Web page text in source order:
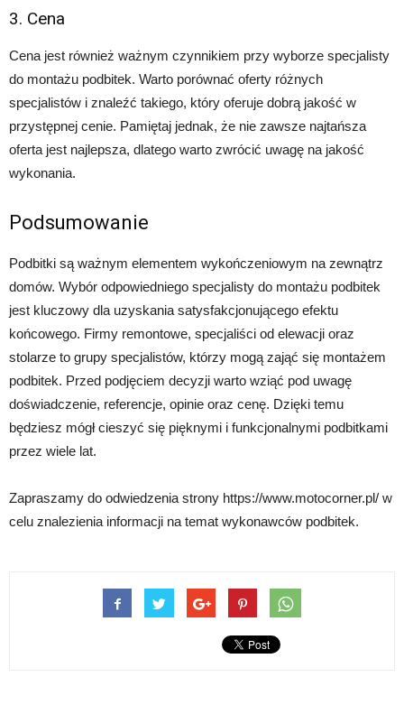
3. Cena
Cena jest również ważnym czynnikiem przy wyborze specjalisty
do montażu podbitek. Warto porównać oferty różnych
specjalistów i znaleźć takiego, który oferuje dobrą jakość w
przystępnej cenie. Pamiętaj jednak, że nie zawsze najtańsza
oferta jest najlepsza, dlatego warto zwrócić uwagę na jakość
wykonania.
Podsumowanie
Podbitki są ważnym elementem wykończeniowym na zewnątrz
domów. Wybór odpowiedniego specjalisty do montażu podbitek
jest kluczowy dla uzyskania satysfakcjonującego efektu
końcowego. Firmy remontowe, specjaliści od elewacji oraz
stolarze to grupy specjalistów, którzy mogą zająć się montażem
podbitek. Przed podjęciem decyzji warto wziąć pod uwagę
doświadczenie, referencje, opinie oraz cenę. Dzięki temu
będziesz mógł cieszyć się pięknymi i funkcjonalnymi podbitkami
przez wiele lat.
Zapraszamy do odwiedzenia strony https://www.motocorner.pl/ w
celu znalezienia informacji na temat wykonawców podbitek.